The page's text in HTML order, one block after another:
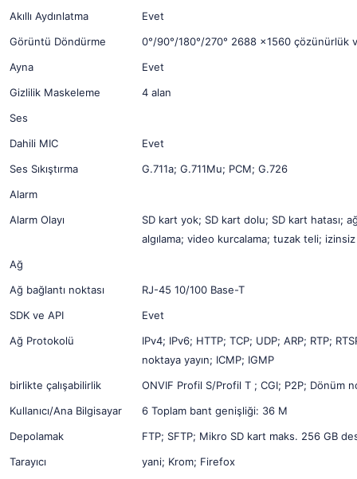
Akıllı Aydınlatma
Evet
Görüntü Döndürme
0°/90°/180°/270° 2688 ×1560 çözünürlük
Ayna
Evet
Gizlilik Maskeleme
4 alan
Ses
Dahili MIC
Evet
Ses Sıkıştırma
G.711a; G.711Mu; PCM; G.726
Alarm
Alarm Olayı
SD kart yok; SD kart dolu; SD kart hatası;
algılama; video kurcalama; tuzak teli;
Ağ
Ağ bağlantı noktası
RJ-45 10/100 Base-T
SDK ve API
Evet
Ağ Protokolü
IPv4; IPv6; HTTP; TCP; UDP; ARP; RTP;
noktaya yayın; ICMP; IGMP
birlikte çalışabilirlik
ONVIF Profil S/Profil T ; CGI; P2P; Dönüm
Kullanıcı/Ana Bilgisayar
6 Toplam bant genişliği: 36 M
Depolamak
FTP; SFTP; Mikro SD kart maks. 256 GB
Tarayıcı
yani; Krom; Firefox